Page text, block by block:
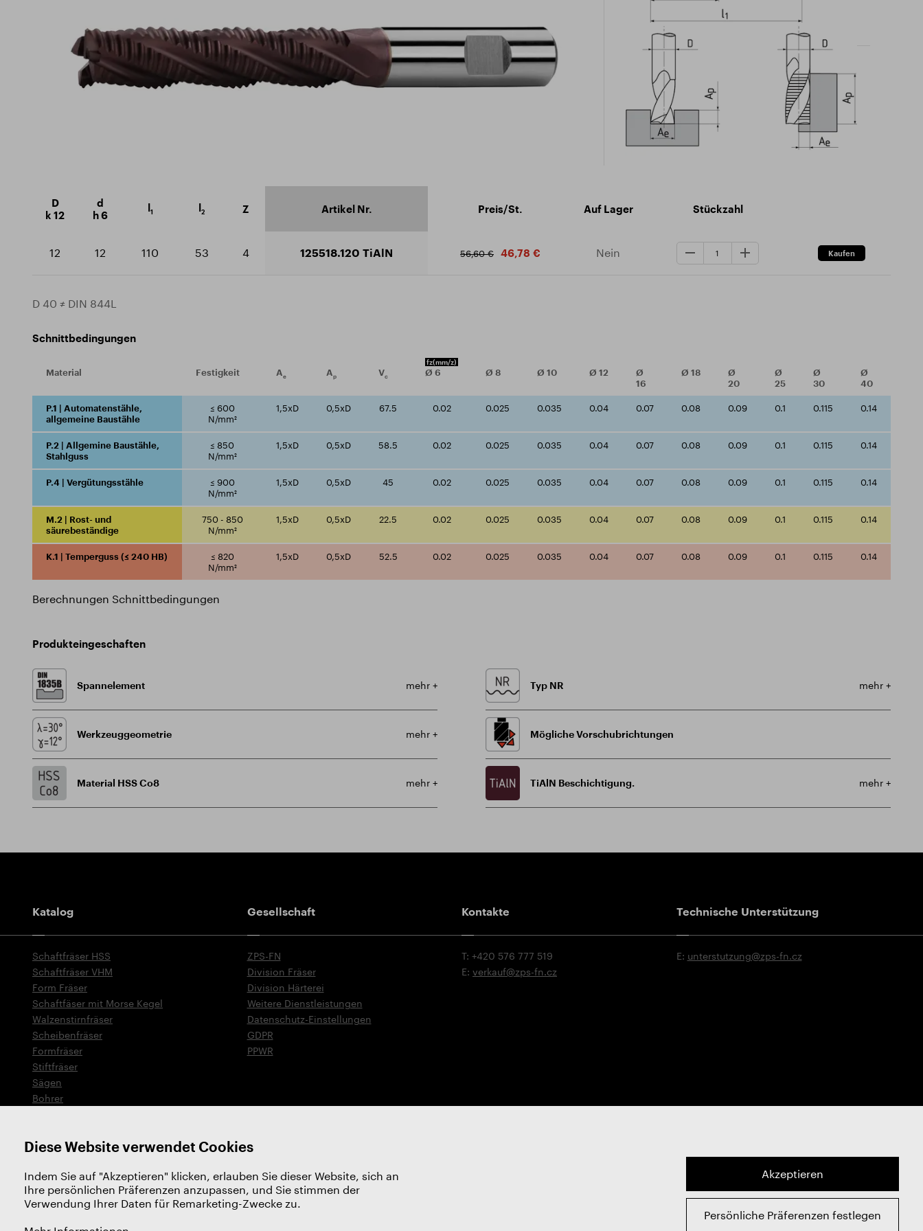
technische Fräsmaschinen
Ausbildungszentrum
Geschäftsbedingungen
Download Katalog
D
k 12
d
h 6
l1 l2 Z Artikel Nr. Preis/St. Auf Lager Stückzahl
12 12 110 53 4 125518.120 TiAlN 56,60 € 46,78 € Nein
D 40 ≠ DIN 844L
Schnittbedingungen
Material Festigkeit Ae Ap Vc
fz(mm/z)
Ø 6 Ø 8 Ø 10 Ø 12
Ø
16
Ø 18
Ø
20
Ø
25
Ø
30
Ø
40
P.1 | Automatenstähle,
allgemeine Baustähle
≤ 600
N/mm²
1,5xD 0,5xD 67.5 0.02 0.025 0.035 0.04 0.07 0.08 0.09 0.1 0.115 0.14
P.2 | Allgemine Baustähle,
Stahlguss
≤ 850
N/mm²
1,5xD 0,5xD 58.5 0.02 0.025 0.035 0.04 0.07 0.08 0.09 0.1 0.115 0.14
P.4 | Vergütungsstähle
≤ 900
N/mm²
1,5xD 0,5xD 45 0.02 0.025 0.035 0.04 0.07 0.08 0.09 0.1 0.115 0.14
M.2 | Rost- und
säurebeständige
750 - 850
N/mm²
1,5xD 0,5xD 22.5 0.02 0.025 0.035 0.04 0.07 0.08 0.09 0.1 0.115 0.14
K.1 | Temperguss (≤ 240 HB)
≤ 820
N/mm²
1,5xD 0,5xD 52.5 0.02 0.025 0.035 0.04 0.07 0.08 0.09 0.1 0.115 0.14
Berechnungen Schnittbedingungen
Produkteingeschaften
Spannelement mehr +
Werkzeuggeometrie mehr +
Material HSS Co8 mehr +
Typ NR mehr +
Mögliche Vorschubrichtungen
TiAlN Beschichtigung. mehr +
Wegweiser
Katalog
Schaftfräser HSS
Schaftfräser VHM
Form Fräser
Schaftfäser mit Morse Kegel
Walzenstirnfräser
Scheibenfräser
Formfräser
Stiftfräser
Sägen
Bohrer
Gesellschaft
ZPS-FN
Division Fräser
Division Härterei
Weitere Dienstleistungen
Datenschutz-Einstellungen
GDPR
PPWR
Kontakte
T: +420 576 777 519
E: verkauf@zps-fn.cz
Technische Unterstützung
E: unterstutzung@zps-fn.cz
Diese Website verwendet Cookies
Indem Sie auf "Akzeptieren" klicken, erlauben Sie dieser Website, sich an
Ihre persönlichen Präferenzen anzupassen, und Sie stimmen der
Verwendung Ihrer Daten für Remarketing-Zwecke zu.
Akzeptieren
Persönliche Präferenzen festlegen